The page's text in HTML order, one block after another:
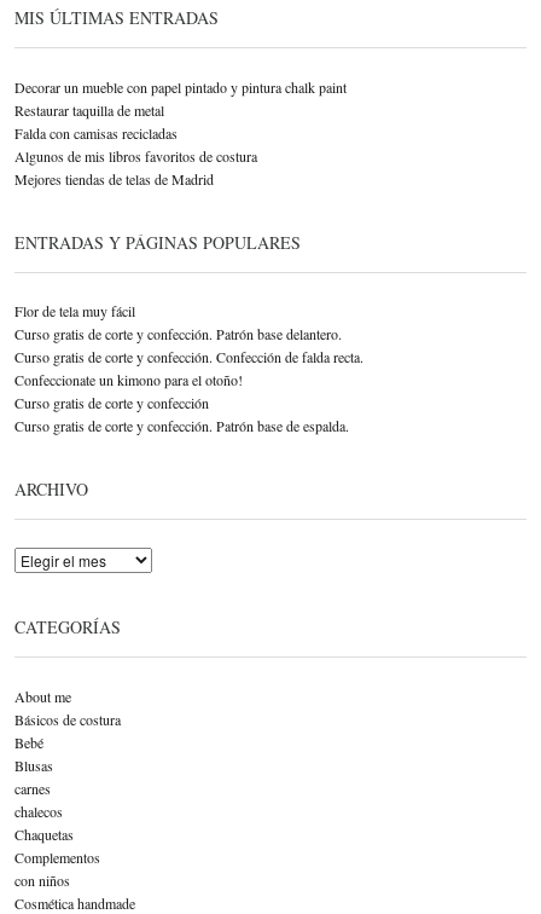
MIS ÚLTIMAS ENTRADAS
Decorar un mueble con papel pintado y pintura chalk paint
Restaurar taquilla de metal
Falda con camisas recicladas
Algunos de mis libros favoritos de costura
Mejores tiendas de telas de Madrid
ENTRADAS Y PÁGINAS POPULARES
Flor de tela muy fácil
Curso gratis de corte y confección. Patrón base delantero.
Curso gratis de corte y confección. Confección de falda recta.
Confeccionate un kimono para el otoño!
Curso gratis de corte y confección
Curso gratis de corte y confección. Patrón base de espalda.
ARCHIVO
Archivo
CATEGORÍAS
About me
Básicos de costura
Bebé
Blusas
carnes
chalecos
Chaquetas
Complementos
con niños
Cosmética handmade